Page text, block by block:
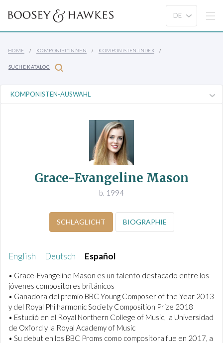
HOME KOMPONIST*INNEN KOMPONISTEN-INDEX
SUCHE KATALOG
Grace-Evangeline Mason
b. 1994
SCHLAGLICHT BIOGRAPHIE
English Deutsch Español
• Grace-Evangeline Mason es un talento destacado entre los
jóvenes compositores británicos
• Ganadora del premio BBC Young Composer of the Year 2013
y del Royal Philharmonic Society Composition Prize 2018
• Estudió en el Royal Northern College of Music, la Universidad
de Oxford y la Royal Academy of Music
• Su debut en los BBC Proms como compositora fue en 2017, a